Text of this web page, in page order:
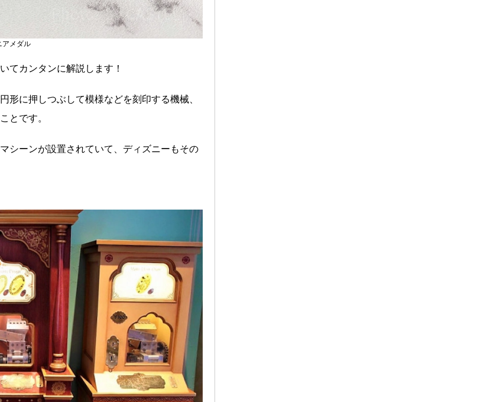
アメダル
てカンタンに解説します！
形に押しつぶして模様などを刻印する機械、
とです。
シーンが設置されていて、ディズニーもその